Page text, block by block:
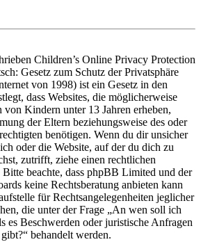
Children’s Online Privacy Protection
Gesetz zum Schutz der Privatsphäre
von 1998) ist ein Gesetz in den
dass Websites, die möglicherweise
von Kindern unter 13 Jahren erheben,
der Eltern beziehungsweise des oder
benötigen. Wenn du dir unsicher
oder die Website, auf der du dich zu
zutrifft, ziehe einen rechtlichen
Bitte beachte, dass phpBB Limited und der
keine Rechtsberatung anbieten kann
für Rechtsangelegenheiten jeglicher
die unter der Frage „An wen soll ich
es Beschwerden oder juristische Anfragen
behandelt werden.